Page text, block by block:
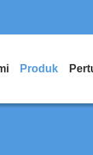
Produk